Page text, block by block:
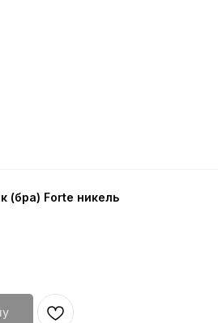
(бра) Forte никель